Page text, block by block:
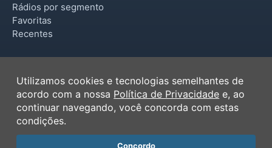
Rádios por segmento
Favoritas
Recentes
Termos de Uso
Política de Privacidade
Ferramentas
Contato
Utilizamos cookies e tecnologias semelhantes de
acordo com a nossa Política de Privacidade e, ao
continuar navegando, você concorda com estas
condições.
Concordo